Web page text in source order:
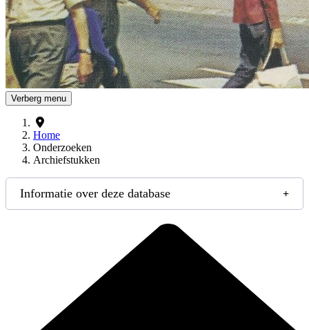
Verberg menu
Home
Onderzoeken
Archiefstukken
Informatie over deze database